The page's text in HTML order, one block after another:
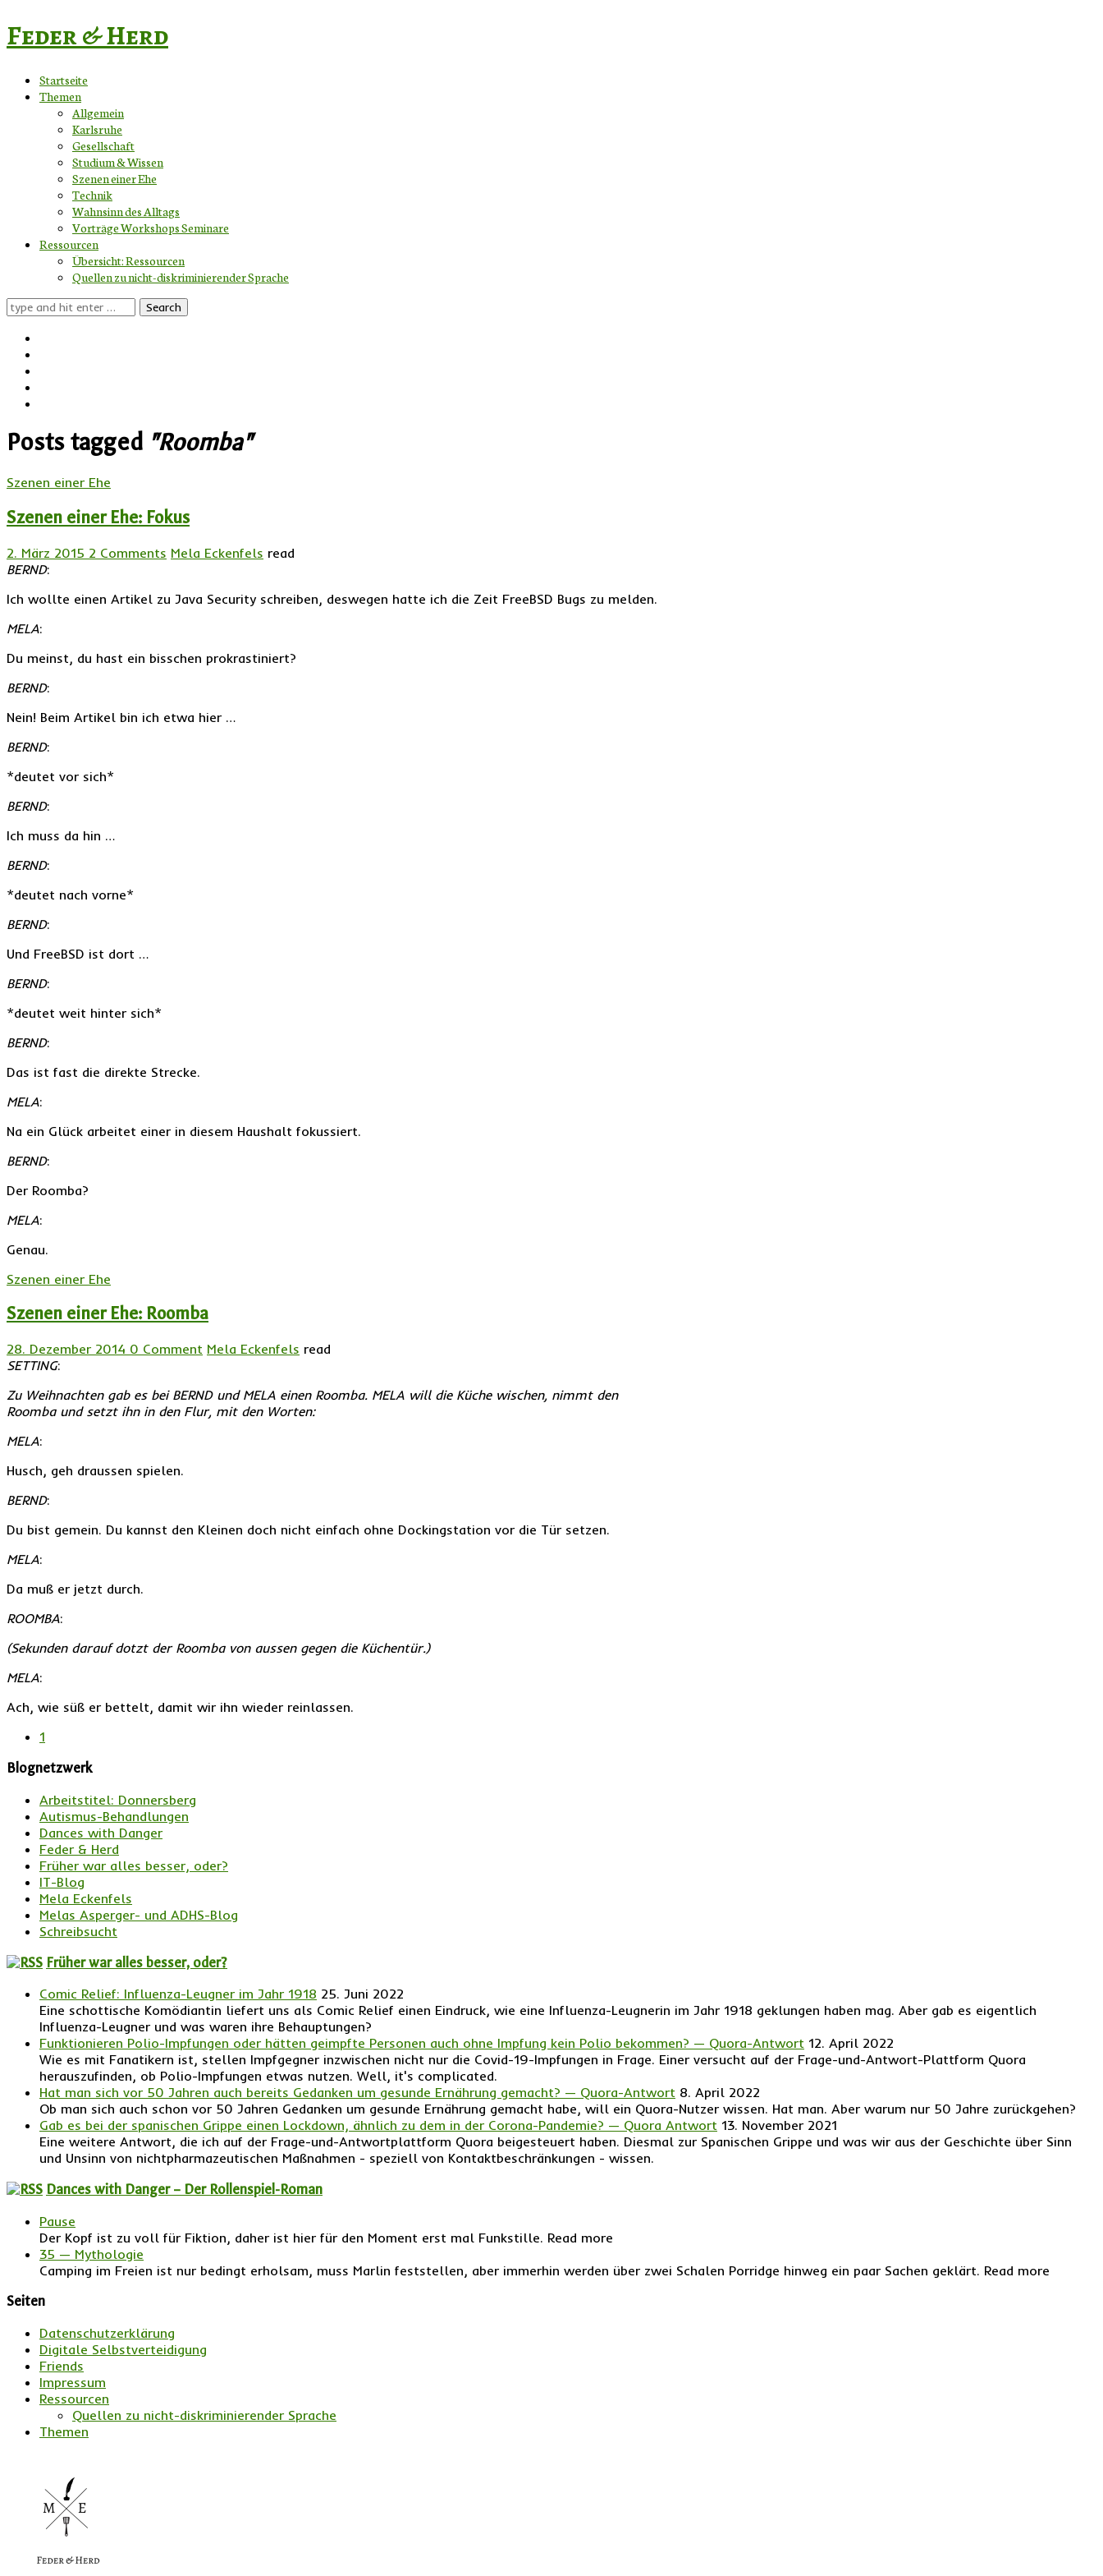
Feder & Herd
Startseite
Themen
Allgemein
Karlsruhe
Gesellschaft
Studium & Wissen
Szenen einer Ehe
Technik
Wahnsinn des Alltags
Vorträge Workshops Seminare
Ressourcen
Übersicht: Ressourcen
Quellen zu nicht-diskriminierender Sprache
Search
for:
Posts tagged "Roomba"
Szenen einer Ehe
Szenen einer Ehe: Fokus
2. März 2015 2 Comments Mela Eckenfels read
BERND:
Ich wollte einen Artikel zu Java Security schreiben, deswegen hatte ich die Zeit FreeBSD Bugs zu melden.
MELA:
Du meinst, du hast ein bisschen prokrastiniert?
BERND:
Nein! Beim Artikel bin ich etwa hier …
BERND:
*deutet vor sich*
BERND:
Ich muss da hin …
BERND:
*deutet nach vorne*
BERND:
Und FreeBSD ist dort …
BERND:
*deutet weit hinter sich*
BERND:
Das ist fast die direkte Strecke.
MELA:
Na ein Glück arbeitet einer in diesem Haushalt fokussiert.
BERND:
Der Roomba?
MELA:
Genau.
Szenen einer Ehe
Szenen einer Ehe: Roomba
28. Dezember 2014 0 Comment Mela Eckenfels read
SETTING:
Zu Weihnachten gab es bei BERND und MELA einen Roomba. MELA will die Küche wischen, nimmt den
Roomba und setzt ihn in den Flur, mit den Worten:
MELA:
Husch, geh draussen spielen.
BERND:
Du bist gemein. Du kannst den Kleinen doch nicht einfach ohne Dockingstation vor die Tür setzen.
MELA:
Da muß er jetzt durch.
ROOMBA:
(Sekunden darauf dotzt der Roomba von aussen gegen die Küchentür.)
MELA:
Ach, wie süß er bettelt, damit wir ihn wieder reinlassen.
1
Blognetzwerk
Arbeitstitel: Donnersberg
Autismus-Behandlungen
Dances with Danger
Feder & Herd
Früher war alles besser, oder?
IT-Blog
Mela Eckenfels
Melas Asperger- und ADHS-Blog
Schreibsucht
Früher war alles besser, oder?
Comic Relief: Influenza-Leugner im Jahr 1918 25. Juni 2022
Eine schottische Komödiantin liefert uns als Comic Relief einen Eindruck, wie eine Influenza-Leugnerin im Jahr 1918 geklungen haben mag. Aber gab es eigentlich
Influenza-Leugner und was waren ihre Behauptungen?
Funktionieren Polio-Impfungen oder hätten geimpfte Personen auch ohne Impfung kein Polio bekommen? — Quora-Antwort 12. April 2022
Wie es mit Fanatikern ist, stellen Impfgegner inzwischen nicht nur die Covid-19-Impfungen in Frage. Einer versucht auf der Frage-und-Antwort-Plattform Quora
herauszufinden, ob Polio-Impfungen etwas nutzen. Well, it's complicated.
Hat man sich vor 50 Jahren auch bereits Gedanken um gesunde Ernährung gemacht? — Quora-Antwort 8. April 2022
Ob man sich auch schon vor 50 Jahren Gedanken um gesunde Ernährung gemacht habe, will ein Quora-Nutzer wissen. Hat man. Aber warum nur 50 Jahre zurückgehen?
Gab es bei der spanischen Grippe einen Lockdown, ähnlich zu dem in der Corona-Pandemie? — Quora Antwort 13. November 2021
Eine weitere Antwort, die ich auf der Frage-und-Antwortplattform Quora beigesteuert haben. Diesmal zur Spanischen Grippe und was wir aus der Geschichte über Sinn
und Unsinn von nichtpharmazeutischen Maßnahmen - speziell von Kontaktbeschränkungen - wissen.
Dances with Danger – Der Rollenspiel-Roman
Pause
Der Kopf ist zu voll für Fiktion, daher ist hier für den Moment erst mal Funkstille. Read more
35 — Mythologie
Camping im Freien ist nur bedingt erholsam, muss Marlin feststellen, aber immerhin werden über zwei Schalen Porridge hinweg ein paar Sachen geklärt. Read more
Seiten
Datenschutzerklärung
Digitale Selbstverteidigung
Friends
Impressum
Ressourcen
Quellen zu nicht-diskriminierender Sprache
Themen